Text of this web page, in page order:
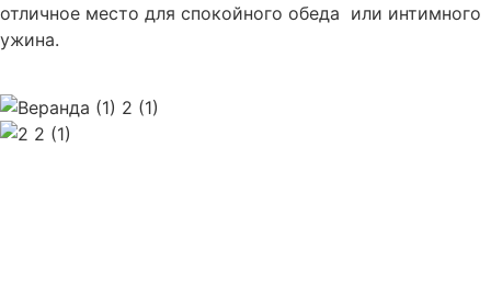
отличное место для спокойного обеда или интимного
ужина.